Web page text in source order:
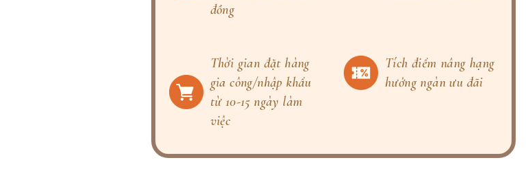
đồng
Thời gian đặt hàng
gia công/nhập khẩu
từ 10-15 ngày làm
việc
Tích điểm nâng hạng
hưởng ngàn ưu đãi